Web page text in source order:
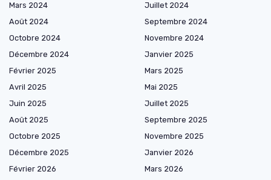
Mars 2024
Juillet 2024
Août 2024
Septembre 2024
Octobre 2024
Novembre 2024
Décembre 2024
Janvier 2025
Février 2025
Mars 2025
Avril 2025
Mai 2025
Juin 2025
Juillet 2025
Août 2025
Septembre 2025
Octobre 2025
Novembre 2025
Décembre 2025
Janvier 2026
Février 2026
Mars 2026